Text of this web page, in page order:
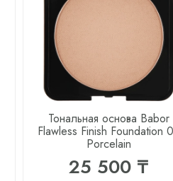
Тональная основа Babor
Flawless Finish Foundation
Porcelain
25 500 ₸